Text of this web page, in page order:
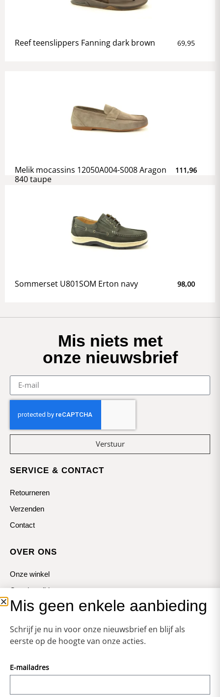
Reef teenslippers Fanning dark brown 69,95
Melik mocassins 12050A004-S008 Aragon
840 taupe
111,96
Sommerset U801SOM Erton navy 98,00
Mis niets met
onze nieuwsbrief
Verstuur
SERVICE & CONTACT
Retourneren
Verzenden
Contact
OVER ONS
Onze winkel
Openingstijden
Koopzondagen
Vormgeving & Techniek:
Mis geen enkele aanbieding
Schrijf je nu in voor onze nieuwsbrief en blijf als
eerste op de hoogte van onze acties.
E-mailadres